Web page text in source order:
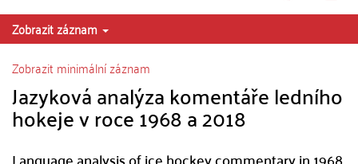
Zobrazit záznam
Zobrazit minimální záznam
Jazyková analýza komentáře ledního
hokeje v roce 1968 a 2018